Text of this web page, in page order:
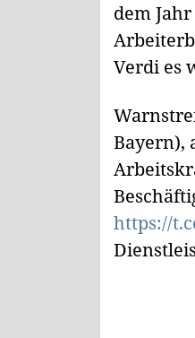
dem
Verdi es
Bayern),
https://